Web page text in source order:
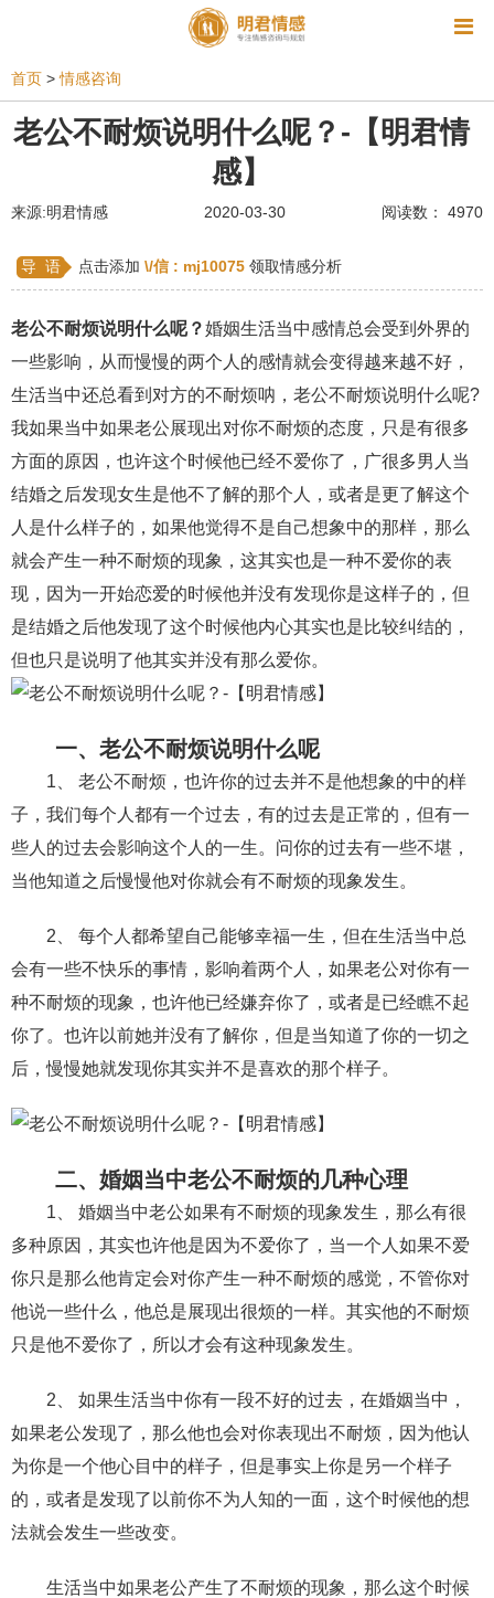
相亲 同性恋 恋爱技巧 挽回爱情
星座情感
姻缘测试 美容 怀孕 交友
感情挽回 双鱼座男生 情感测试
天蝎座男生 天秤座男生 处女座男生
爱情诗句 狮子座男生 爱情歌曲 爱情图片
爱情小说 爱情电影 双子座男生
不和 金牛座男生 白羊座男生 吵架
财产分割 外遇 分手 第三者 心态
变心 感人 伤感
失恋挽救 情绪 时辰八字 爱情的句子
十二生肖 分手复合 梦见
挽留前任 避孕 挽回男友
挽回老公 产检 家庭暴力 孕中期
经营婚姻 婚姻修复 孕早期 感情挽回
产妇食谱 同性恋 交往 搭讪 光棍节
交流沟通 约会 情感语录 情商 两性健康
其他
首页 > 情感咨询
老公不耐烦说明什么呢？-【明君情
感】
来源:明君情感 2020-03-30 阅读数： 4970
导 语 点击添加 \/信 : mj10075 领取情感分析
老公不耐烦说明什么呢？婚姻生活当中感情总会受到外界的
一些影响，从而慢慢的两个人的感情就会变得越来越不好，
生活当中还总看到对方的不耐烦呐，老公不耐烦说明什么呢?
我如果当中如果老公展现出对你不耐烦的态度，只是有很多
方面的原因，也许这个时候他已经不爱你了，广很多男人当
结婚之后发现女生是他不了解的那个人，或者是更了解这个
人是什么样子的，如果他觉得不是自己想象中的那样，那么
就会产生一种不耐烦的现象，这其实也是一种不爱你的表
现，因为一开始恋爱的时候他并没有发现你是这样子的，但
是结婚之后他发现了这个时候他内心其实也是比较纠结的，
但也只是说明了他其实并没有那么爱你。
一、老公不耐烦说明什么呢
1、 老公不耐烦，也许你的过去并不是他想象的中的样
子，我们每个人都有一个过去，有的过去是正常的，但有一
些人的过去会影响这个人的一生。问你的过去有一些不堪，
当他知道之后慢慢他对你就会有不耐烦的现象发生。
2、 每个人都希望自己能够幸福一生，但在生活当中总
会有一些不快乐的事情，影响着两个人，如果老公对你有一
种不耐烦的现象，也许他已经嫌弃你了，或者是已经瞧不起
你了。也许以前她并没有了解你，但是当知道了你的一切之
后，慢慢她就发现你其实并不是喜欢的那个样子。
二、婚姻当中老公不耐烦的几种心理
1、 婚姻当中老公如果有不耐烦的现象发生，那么有很
多种原因，其实也许他是因为不爱你了，当一个人如果不爱
你只是那么他肯定会对你产生一种不耐烦的感觉，不管你对
他说一些什么，他总是展现出很烦的一样。其实他的不耐烦
只是他不爱你了，所以才会有这种现象发生。
2、 如果生活当中你有一段不好的过去，在婚姻当中，
如果老公发现了，那么他也会对你表现出不耐烦，因为他认
为你是一个他心目中的样子，但是事实上你是另一个样子
的，或者是发现了以前你不为人知的一面，这个时候他的想
法就会发生一些改变。
生活当中如果老公产生了不耐烦的现象，那么这个时候